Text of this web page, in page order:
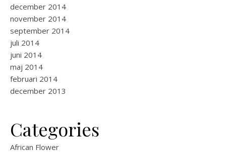
december 2014
november 2014
september 2014
juli 2014
juni 2014
maj 2014
februari 2014
december 2013
Categories
African Flower